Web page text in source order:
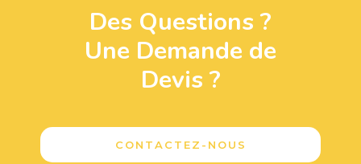
Des Questions ?
Une Demande de
Devis ?
CONTACTEZ-NOUS